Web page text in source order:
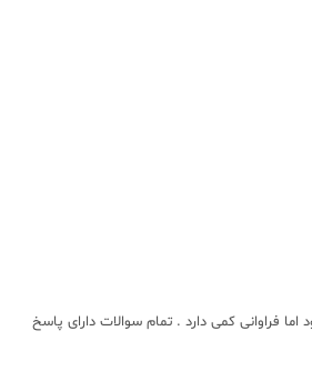
کمی دارد . تمام سوالات دارای پاسخ